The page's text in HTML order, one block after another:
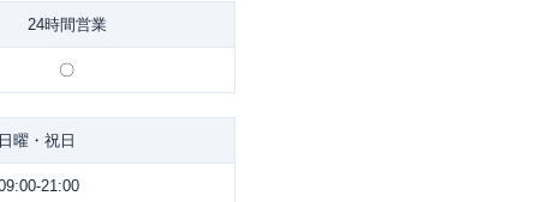
24時間営業
〇
日曜・祝日
21:00